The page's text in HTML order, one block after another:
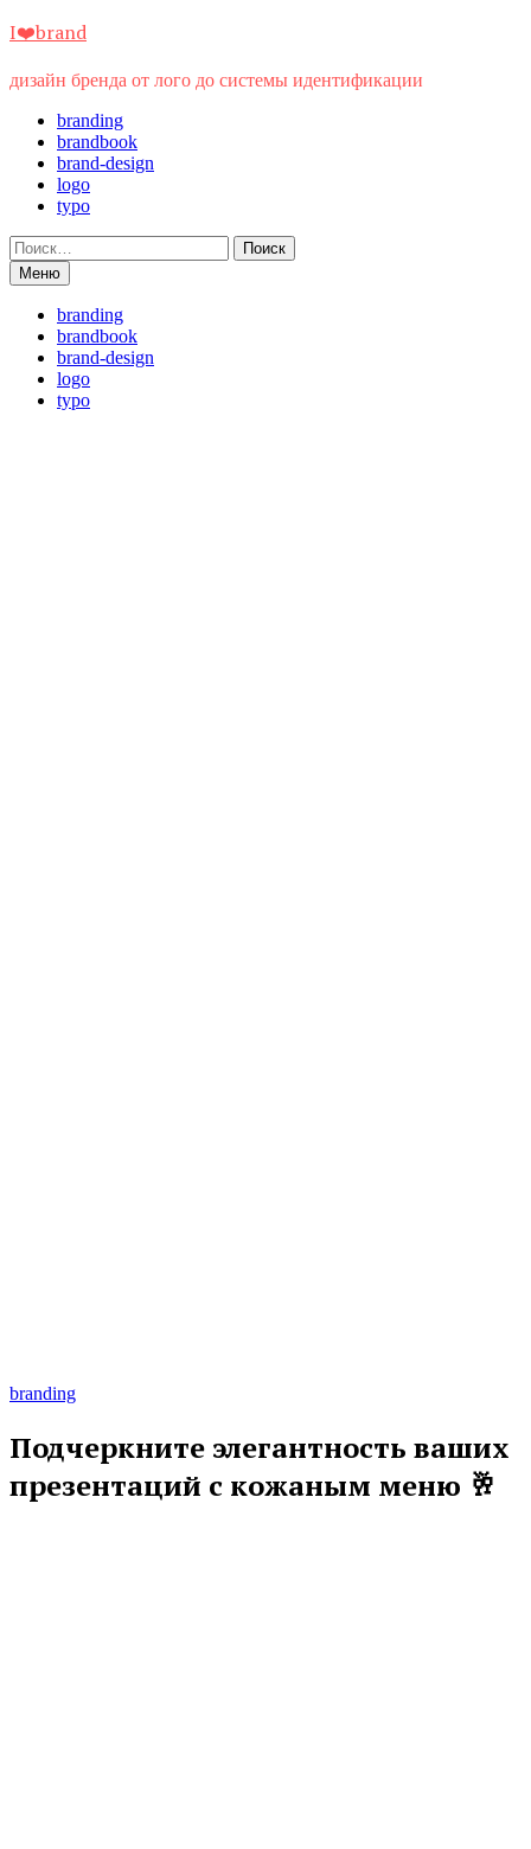
Перейти
содержимому
I❤️brand
дизайн бренда от лого до системы идентификации
branding
brandbook
brand-design
logo
typo
Найти:
Меню
branding
brandbook
brand-design
logo
typo
branding
Подчеркните элегантность ваших
презентаций с кожаным меню 🥂